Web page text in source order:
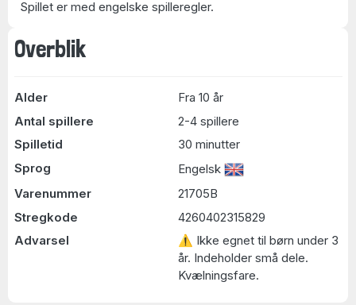
Overblik
Alder
Fra 10 år
Antal spillere
2-4 spillere
Spilletid
30 minutter
Sprog
Engelsk
Varenummer
21705B
Stregkode
4260402315829
Advarsel
⚠ Ikke egnet til børn under 3
år. Indeholder små dele.
Kvælningsfare.
Spillet er med engelske spilleregler.